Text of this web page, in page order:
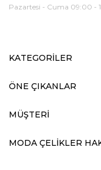
Pazartesi - Cuma 09:00 -
KATEGORİLER
ÖNE ÇIKANLAR
MÜŞTERİ
MODA ÇELİKLER